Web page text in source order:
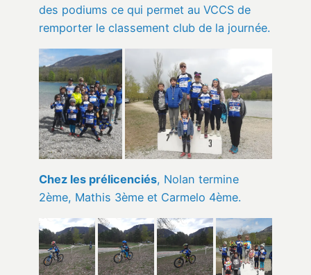
des podiums ce qui permet au VCCS de
remporter le classement club de la journée.
Chez les prélicenciés, Nolan termine
2ème, Mathis 3ème et Carmelo 4ème.